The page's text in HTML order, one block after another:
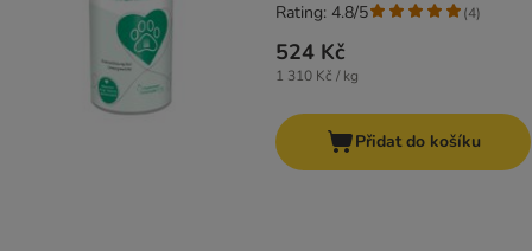
524 Kč
1 310 Kč / kg
Rating: 4.8/5 (4)
Přidat do košíku